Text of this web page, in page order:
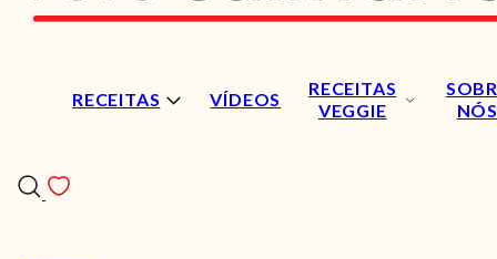
RECEITAS VÍDEOS
RECEITAS
VEGGIE
NÓS